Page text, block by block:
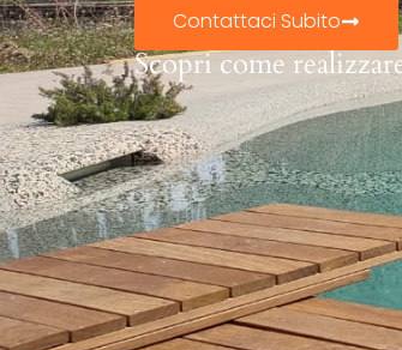
Contattaci Subito
Scopri come